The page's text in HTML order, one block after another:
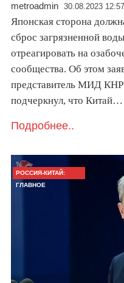
metroadmin 30.08.2023 12:57
Японская сторона
сброс загрязненной
отреагировать на
сообщества. Об этом
представитель МИД
подчеркнул, что Китай…
Подробнее..
РОССИЯ-КИТАЙ:
ГЛАВНОЕ